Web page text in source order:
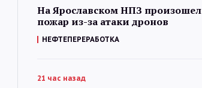
На Ярославском НПЗ произошел
пожар из-за атаки дронов
НЕФТЕПЕРЕРАБОТКА
21 час назад